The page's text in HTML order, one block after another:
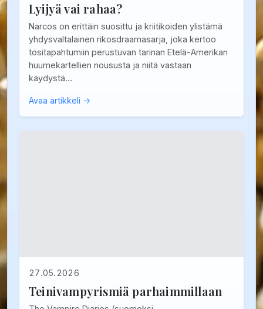
Lyijyä vai rahaa?
Narcos on erittäin suosittu ja kriitikoiden ylistämä
yhdysvaltalainen rikosdraamasarja, joka kertoo
tositapahtumiin perustuvan tarinan Etelä-Amerikan
huumekartellien noususta ja niitä vastaan
käydystä…
Avaa artikkeli →
27.05.2026
Teinivampyrismiä parhaimmillaan